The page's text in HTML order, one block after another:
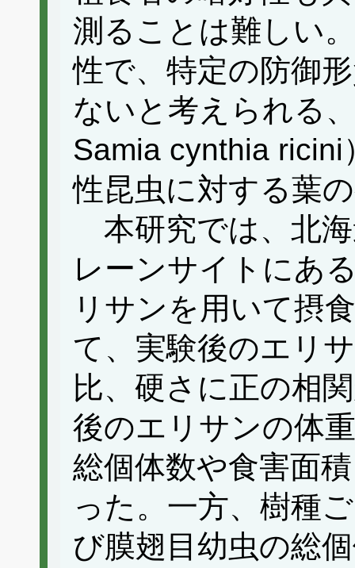
測ることは難しい
性で、特定の防御
ないと考えられる
Samia cynthia
性昆虫に対する葉
本研究では、北
レーンサイトにあ
リサンを用いて摂
て、実験後のエリ
比、硬さに正の相
後のエリサンの体
総個体数や食害面
った。一方、樹種
び膜翅目幼虫の総